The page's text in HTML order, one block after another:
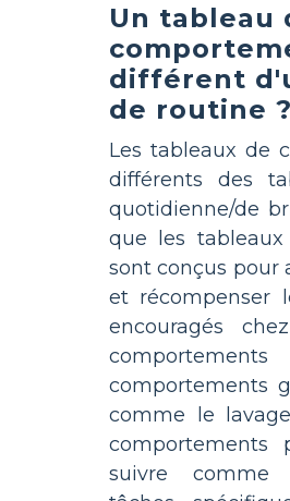
Un tableau
différent
de routine ?
Les tableaux de
différents des
quotidienne/de
que les
sont conçus pour
et récompenser
encouragés
comportements
comme le
comportements
suivre comme